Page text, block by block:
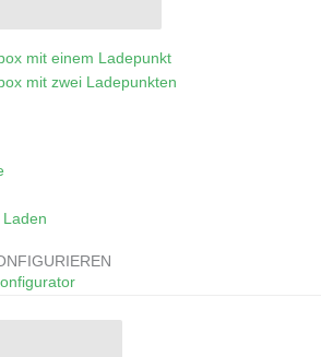
mit einem Ladepunkt​
mit zwei Ladepunkten​